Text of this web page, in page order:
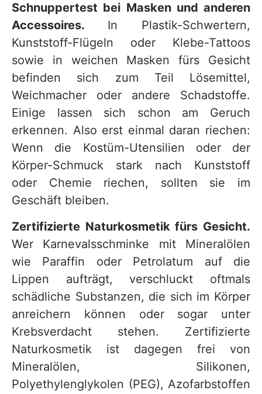
Schnuppertest bei Masken und anderen
Accessoires. In Plastik-Schwertern,
Kunststoff-Flügeln oder Klebe-Tattoos
sowie in weichen Masken fürs Gesicht
befinden sich zum Teil Lösemittel,
Weichmacher oder andere Schadstoffe.
Einige lassen sich schon am Geruch
erkennen. Also erst einmal daran riechen:
Wenn die Kostüm-Utensilien oder der
Körper-Schmuck stark nach Kunststoff
oder Chemie riechen, sollten sie im
Geschäft bleiben.
Zertifizierte Naturkosmetik fürs Gesicht.
Wer Karnevalsschminke mit Mineralölen
wie Paraffin oder Petrolatum auf die
Lippen aufträgt, verschluckt oftmals
schädliche Substanzen, die sich im Körper
anreichern können oder sogar unter
Krebsverdacht stehen. Zertifizierte
Naturkosmetik ist dagegen frei von
Mineralölen, Silikonen,
Polyethylenglykolen (PEG), Azofarbstoffen